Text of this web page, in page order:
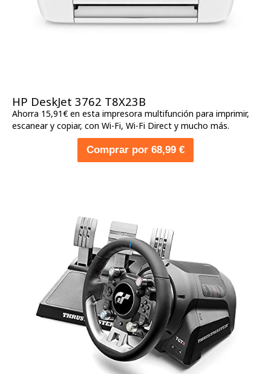
HP DeskJet 3762 T8X23B
Ahorra 15,91€ en esta impresora multifunción para imprimir,
escanear y copiar, con Wi-Fi, Wi-Fi Direct y mucho más.
Comprar por 68,99 €